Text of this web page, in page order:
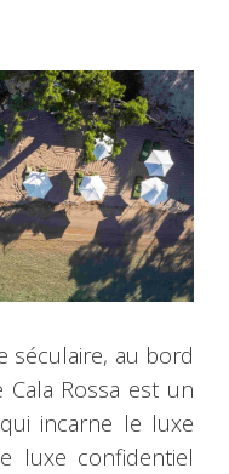
séculaire, au bord
Cala Rossa est un
incarne le luxe
luxe confidentiel